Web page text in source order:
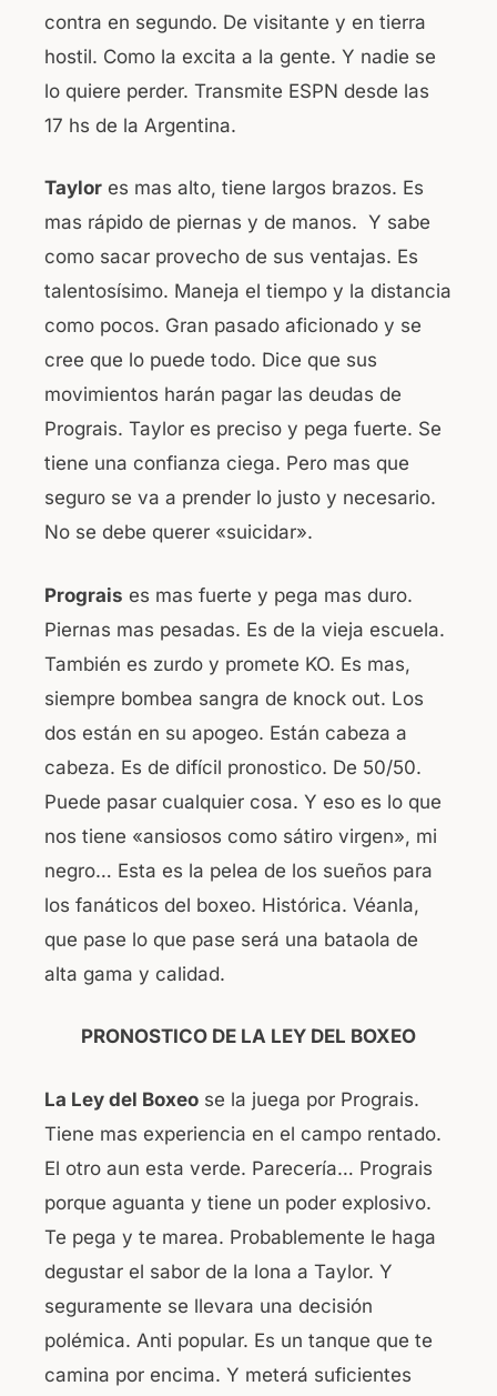
contra en segundo. De visitante y en tierra
hostil. Como la excita a la gente. Y nadie se
lo quiere perder. Transmite ESPN desde las
17 hs de la Argentina.
Taylor es mas alto, tiene largos brazos. Es
mas rápido de piernas y de manos. Y sabe
como sacar provecho de sus ventajas. Es
talentosísimo. Maneja el tiempo y la distancia
como pocos. Gran pasado aficionado y se
cree que lo puede todo. Dice que sus
movimientos harán pagar las deudas de
Prograis. Taylor es preciso y pega fuerte. Se
tiene una confianza ciega. Pero mas que
seguro se va a prender lo justo y necesario.
No se debe querer «suicidar».
Prograis es mas fuerte y pega mas duro.
Piernas mas pesadas. Es de la vieja escuela.
También es zurdo y promete KO. Es mas,
siempre bombea sangra de knock out. Los
dos están en su apogeo. Están cabeza a
cabeza. Es de difícil pronostico. De 50/50.
Puede pasar cualquier cosa. Y eso es lo que
nos tiene «ansiosos como sátiro virgen», mi
negro… Esta es la pelea de los sueños para
los fanáticos del boxeo. Histórica. Véanla,
que pase lo que pase será una bataola de
alta gama y calidad.
PRONOSTICO DE LA LEY DEL BOXEO
La Ley del Boxeo se la juega por Prograis.
Tiene mas experiencia en el campo rentado.
El otro aun esta verde. Parecería… Prograis
porque aguanta y tiene un poder explosivo.
Te pega y te marea. Probablemente le haga
degustar el sabor de la lona a Taylor. Y
seguramente se llevara una decisión
polémica. Anti popular. Es un tanque que te
camina por encima. Y meterá suficientes